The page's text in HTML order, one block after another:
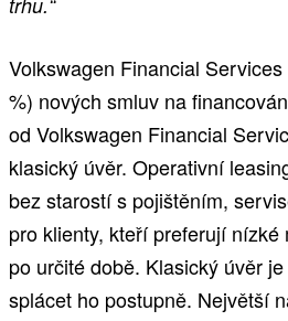
Volkswagen Financial
%) nových smluv na
od Volkswagen Financial
klasický úvěr. Operativní
bez starostí s pojištěním,
pro klienty, kteří preferují
po určité době. Klasický úvěr
splácet ho postupně. Největší